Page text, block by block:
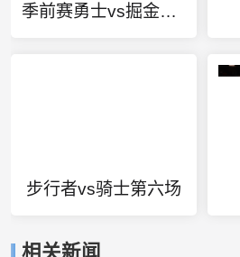
季前赛勇士vs掘金战绩
步行者vs骑士第六场